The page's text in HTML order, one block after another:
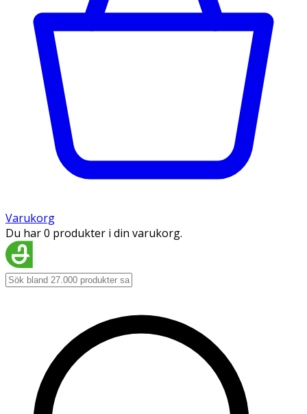
Varukorg
Du har 0 produkter i din varukorg.